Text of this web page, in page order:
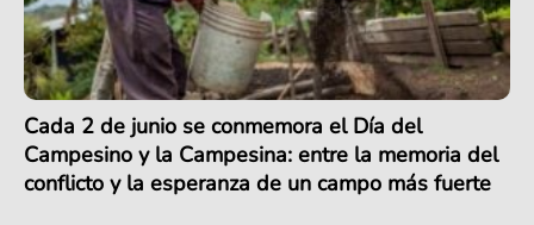
Cada 2 de junio se conmemora el Día del
Campesino y la Campesina: entre la memoria del
conflicto y la esperanza de un campo más fuerte